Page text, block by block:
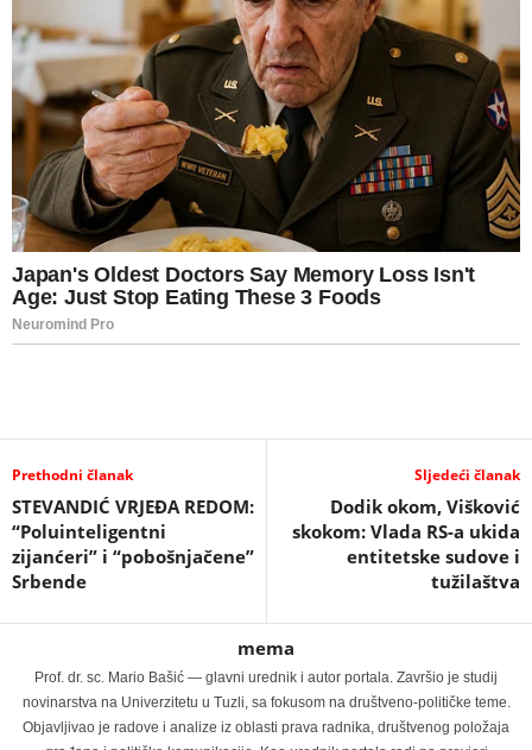
Prethodni članak
STEVANDIĆ VRJEĐA REDOM:
“Poluinteligentni
zijanćeri” i “pobošnjačene”
Srbende
Sljedeći članak
Dodik okom, Višković
skokom: Vlada RS-a ukida
entitetske sudove i
tužilaštva
mema
Prof. dr. sc. Mario Bašić — glavni urednik i autor portala. Završio je studij
novinarstva na Univerzitetu u Tuzli, sa fokusom na društveno-političke teme.
Objavljivao je radove i analize iz oblasti prava radnika, društvenog položaja